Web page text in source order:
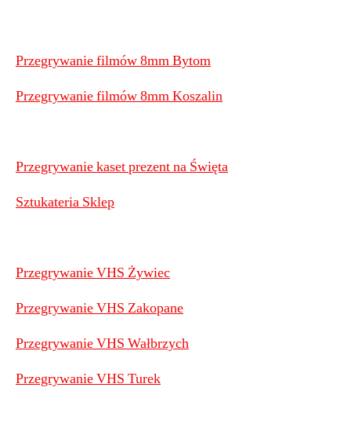
Przegrywanie filmów 8mm Bytom
Przegrywanie filmów 8mm Koszalin
Przegrywanie kaset prezent na Święta
Sztukateria Sklep
Przegrywanie VHS Żywiec
Przegrywanie VHS Zakopane
Przegrywanie VHS Wałbrzych
Przegrywanie VHS Turek